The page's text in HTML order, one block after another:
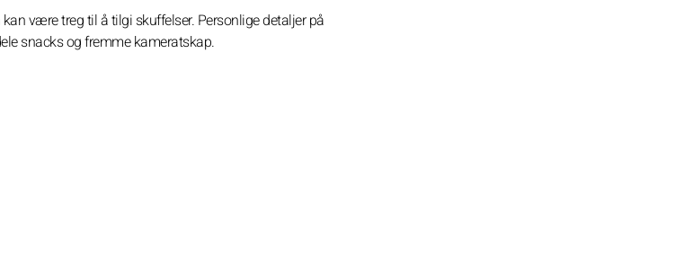
være treg til å tilgi skuffelser. Personlige detaljer på
snacks og fremme kameratskap.